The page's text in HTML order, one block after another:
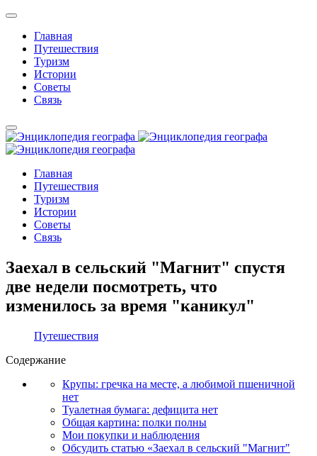
Главная
Путешествия
Туризм
Истории
Советы
Связь
Главная
Путешествия
Туризм
Истории
Советы
Связь
Заехал в сельский "Магнит" спустя
две недели посмотреть, что
изменилось за время "каникул"
Путешествия
Содержание
Крупы: гречка на месте, а любимой пшеничной
нет
Туалетная бумага: дефицита нет
Общая картина: полки полны
Мои покупки и наблюдения
Обсудить статью «Заехал в сельский "Магнит"